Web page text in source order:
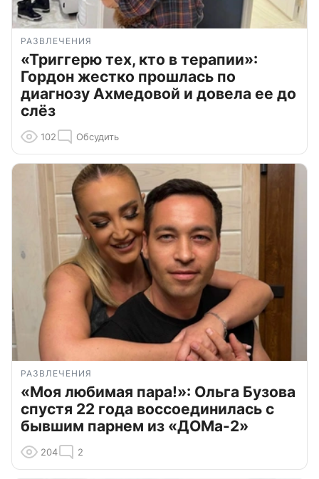
РАЗВЛЕЧЕНИЯ
«Триггерю тех, кто в терапии»:
Гордон жестко прошлась по
диагнозу Ахмедовой и довела ее до
слёз
102 Обсудить
РАЗВЛЕЧЕНИЯ
«Моя любимая пара!»: Ольга Бузова
спустя 22 года воссоединилась с
бывшим парнем из «ДОМа-2»
204 2